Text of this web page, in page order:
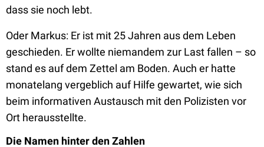
dass sie noch lebt.
Oder Markus: Er ist mit 25 Jahren aus dem Leben
geschieden. Er wollte niemandem zur Last fallen – so
stand es auf dem Zettel am Boden. Auch er hatte
monatelang vergeblich auf Hilfe gewartet, wie sich
beim informativen Austausch mit den Polizisten vor
Ort herausstellte.
Die Namen hinter den Zahlen